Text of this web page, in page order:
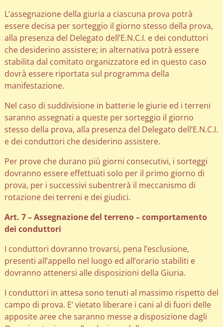
L’assegnazione della giuria a ciascuna prova potrà
essere decisa per sorteggio il giorno stesso della prova,
alla presenza del Delegato dell’E.N.C.I. e dei conduttori
che desiderino assistere; in alternativa potrà essere
stabilita dal comitato organizzatore ed in questo caso
dovrà essere riportata sul programma della
manifestazione.
Nel caso di suddivisione in batterie le giurie ed i terreni
saranno assegnati a queste per sorteggio il giorno
stesso della prova, alla presenza del Delegato dell’E.N.C.I.
e dei conduttori che desiderino assistere.
Per prove che durano più giorni consecutivi, i sorteggi
dovranno essere effettuati solo per il primo giorno di
prova, per i successivi subentrerà il meccanismo di
rotazione dei terreni e dei giudici.
Art. 7 – Assegnazione del terreno – comportamento
dei conduttori
I conduttori dovranno trovarsi, pena l’esclusione,
presenti all’appello nel luogo ed all’orario stabiliti e
dovranno attenersi alle disposizioni della Giuria.
I conduttori in attesa sono tenuti al massimo rispetto del
campo di prova. E’ vietato liberare i cani al di fuori delle
apposite aree che saranno messe a disposizione dagli